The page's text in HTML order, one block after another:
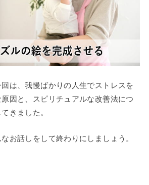
は、我慢ばかりの人生でストレスを
因と、スピリチュアルな改善法につ
きました。
お話しをして終わりにしましょう。